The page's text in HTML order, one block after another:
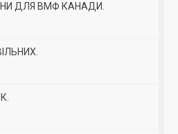
ДЛЯ ВМФ КАНАДИ.